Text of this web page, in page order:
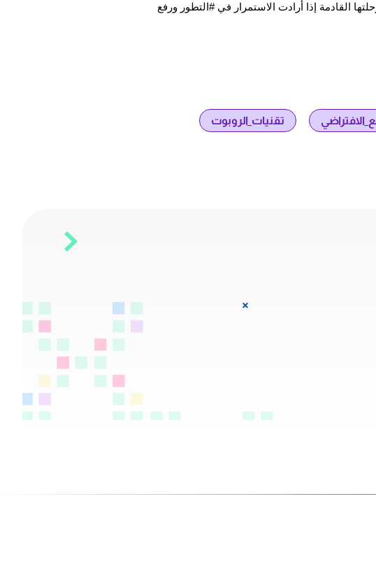
القادمة إذا أرادت الاستمرار في #التطور ورفع
تقنيات_الروبوت